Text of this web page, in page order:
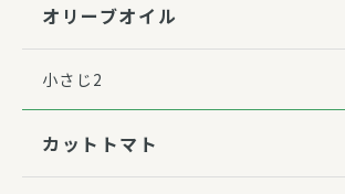
オリーブオイル
小さじ2
カットトマト